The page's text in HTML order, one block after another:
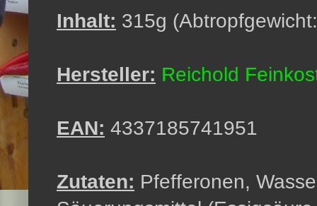
Inhalt: 315g
Hersteller: Reichold
EAN: 4337185741951
Zutaten: Pfefferonen,